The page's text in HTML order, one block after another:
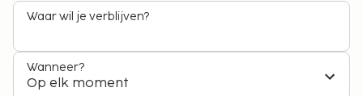
Waar wil je verblijven?
Wanneer?
Op elk moment